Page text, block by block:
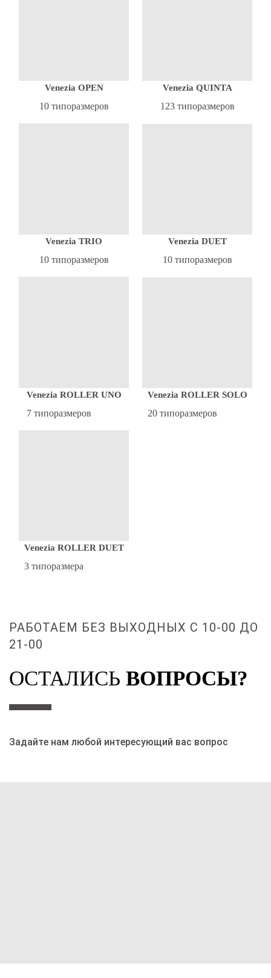
Venezia OPEN
10 типоразмеров
Venezia QUINTA
123 типоразмеров
Venezia TRIO
10 типоразмеров
Venezia DUET
10 типоразмеров
Venezia ROLLER UNO
7 типоразмеров
Venezia ROLLER SOLO
20 типоразмеров
Venezia ROLLER DUET
3 типоразмера
РАБОТАЕМ БЕЗ ВЫХОДНЫХ С 10-00 ДО
21-00
ОСТАЛИСЬ ВОПРОСЫ?
Задайте нам любой интересующий вас вопрос